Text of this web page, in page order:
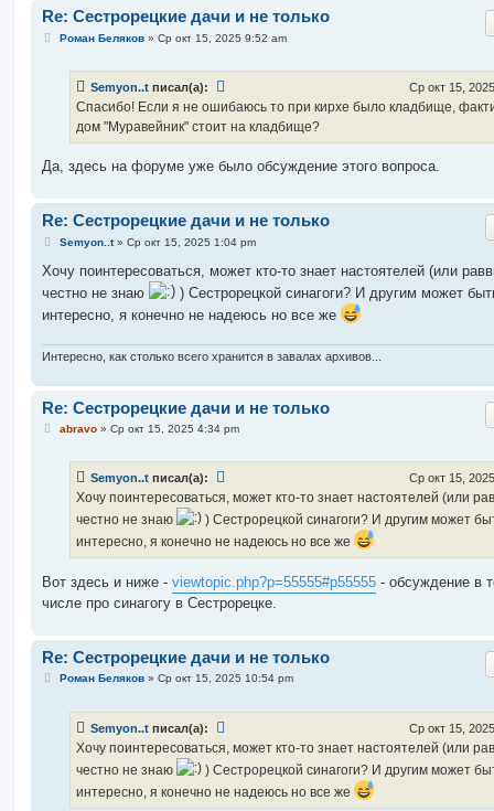
Re: Сестрорецкие дачи и не только
СРоман Беляков» Ср окт 15, 2025 9:52 am
Semyon..t писал(а): Ср окт 15,
Спасибо! Если я не ошибаюсь то при кирхе было кладбище,
дом "Муравейник" стоит на кладбище?
Да, здесь на форуме уже было обсуждение этого вопроса.
Re: Сестрорецкие дачи и не только
С
о
щ
н
е
Semyon..t» Ср окт 15, 2025 1:04 pm
Хочу поинтересоваться, может кто-то знает настоятелей (или
честно не знаю
) Сестрорецкой синагоги? И другим может
интересно, я конечно не надеюсь но все же
Интересно, как столько всего хранится в завалах архивов...
Re: Сестрорецкие дачи и не только
Сabravo» Ср окт 15, 2025 4:34 pm
Semyon..t писал(а): Ср окт 15,
Хочу поинтересоваться, может кто-то знает настоятелей (или
честно не знаю
) Сестрорецкой синагоги? И другим может
интересно, я конечно не надеюсь но все же
Вот здесь и ниже - viewtopic.php?p=55555#p55555 - обсуждение в
числе про синагогу в Сестрорецке.
Re: Сестрорецкие дачи и не только
СРоман Беляков» Ср окт 15, 2025 10:54 pm
Semyon..t писал(а): Ср окт 15,
Хочу поинтересоваться, может кто-то знает настоятелей (или
честно не знаю
) Сестрорецкой синагоги? И другим может
интересно, я конечно не надеюсь но все же